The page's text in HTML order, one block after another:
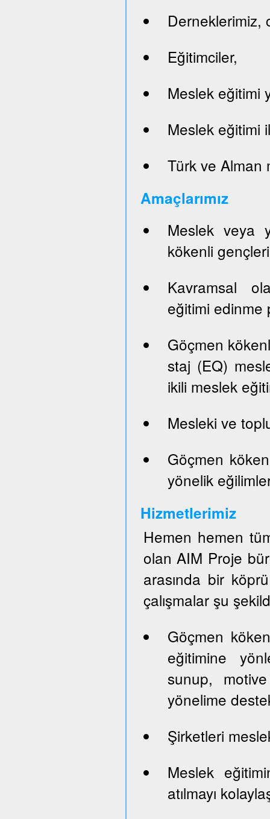
Derneklerimiz,
Eğitimciler,
Meslek eğitimi
Meslek eğitimi
Türk ve Alman
Amaçlarımız
Meslek veya
kökenli
Kavramsal
eğitimi edinme
Göçmen
staj (EQ)
ikili meslek
Mesleki ve
Göçmen
yönelik
Hizmetlerimiz
Hemen hemen
olan AIM Proje
arasında bir
çalışmalar şu
Göçmen
eğitimine
sunup,
yönelime
Şirketleri
Meslek
atılmayı